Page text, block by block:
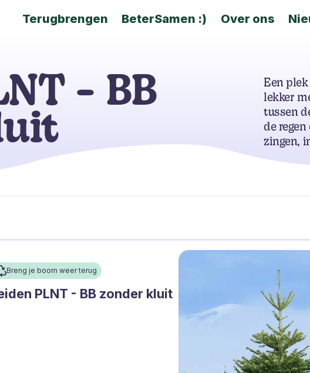
Terugbrengen BeterSamen :) Over ons
- BB
Een
lekker
tussen
de
zingen,
Breng je boom weer terug
PLNT - BB zonder kluit